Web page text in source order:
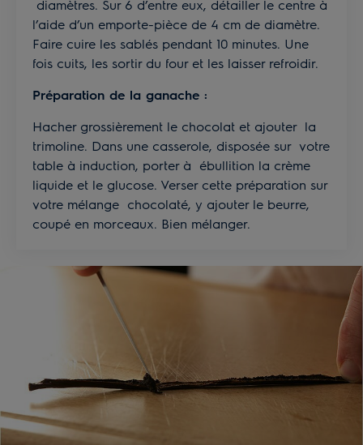
diamètres. Sur 6 d’entre eux, détailler le centre à
l’aide d’un emporte-pièce de 4 cm de diamètre.
Faire cuire les sablés pendant 10 minutes. Une
fois cuits, les sortir du four et les laisser refroidir.
Préparation de la ganache :
Hacher grossièrement le chocolat et ajouter la
trimoline. Dans une casserole, disposée sur votre
table à induction, porter à ébullition la crème
liquide et le glucose. Verser cette préparation sur
votre mélange chocolaté, y ajouter le beurre,
coupé en morceaux. Bien mélanger.